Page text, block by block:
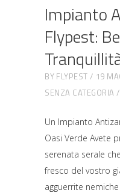
Impianto
Flypest:
BY FLYPEST
19
SENZA CATEGORIA
Un Impianto
Oasi Verde Avete
serenata serale
fresco del vostro
agguerrite